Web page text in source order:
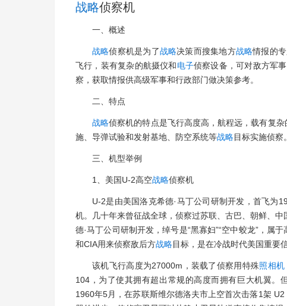
战略侦察机
一、概述
战略侦察机是为了战略决策而搜集地方战略情报的
飞行，装有复杂的航摄仪和电子侦察设备，可对敌方军
察，获取情报供高级军事和行政部门做决策参考。
二、特点
战略侦察机的特点是飞行高度高，航程远，载有复杂
施、导弹试验和发射基地、防空系统等战略目标实施侦察。
三、机型举例
1、美国U-2高空战略侦察机
U-2是由美国洛克希德·马丁公司研制开发，首飞为
机。几十年来曾征战全球，侦察过苏联、古巴、朝鲜、
德·马丁公司研制开发，绰号是“黑寡妇”“空中蛟龙”，属
和CIA用来侦察敌后方战略目标，是在冷战时代美国重要
该机飞行高度为27000m，装载了侦察用特殊照相机
104，为了使其拥有超出常规的高度而拥有巨大机翼。
1960年5月，在苏联斯维尔德洛夫市上空首次击落1架